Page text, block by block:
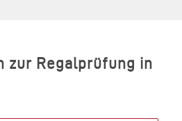
zur Regalprüfung in